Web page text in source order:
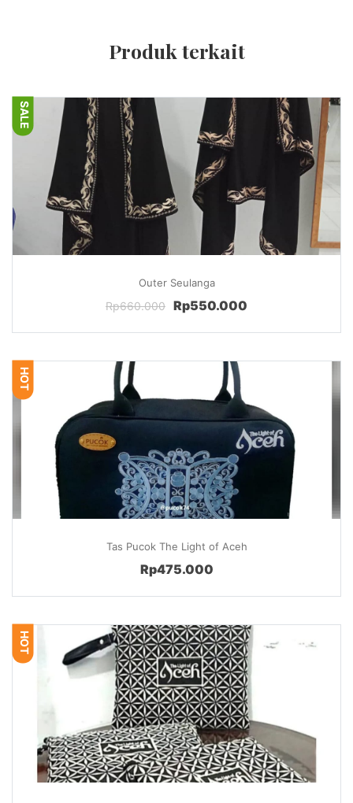
Produk terkait
Outer Seulanga
Rp660.000 Rp550.000
SALE
Tas Pucok The Light of Aceh
HOT
Rp475.000
HOT